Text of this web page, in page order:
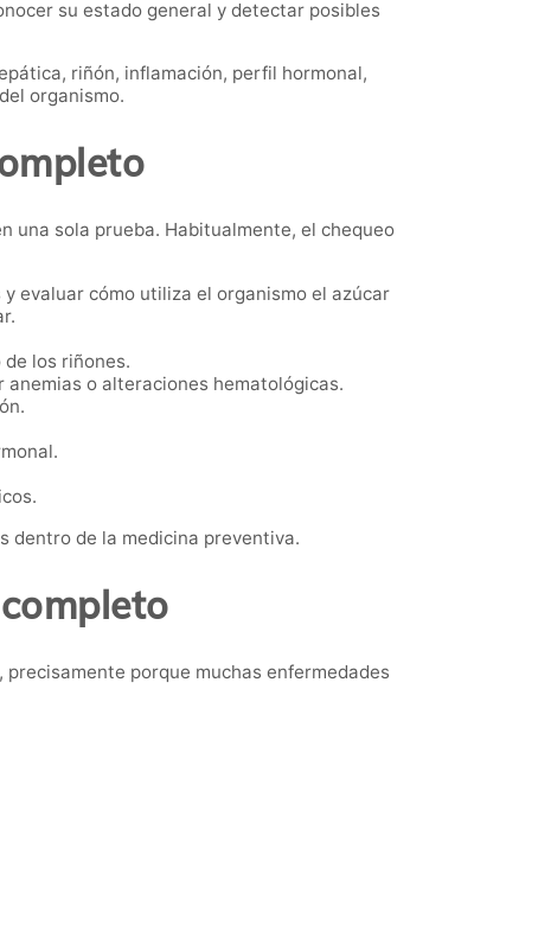
su estado general y detectar posibles
riñón, inflamación, perfil hormonal,
organismo.
una sola prueba. Habitualmente, el chequeo
evaluar cómo utiliza el organismo el azúcar
los riñones.
o alteraciones hematológicas.
dentro de la medicina preventiva.
porque muchas enfermedades